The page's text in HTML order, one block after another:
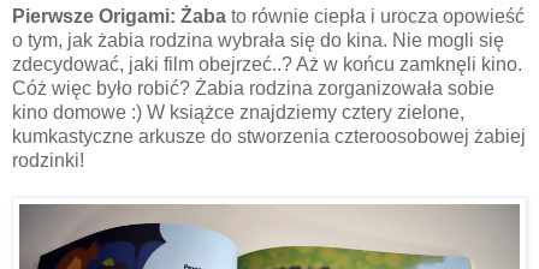
Pierwsze Origami: Żaba to równie ciepła i urocza opowieść
o tym, jak żabia rodzina wybrała się do kina. Nie mogli się
zdecydować, jaki film obejrzeć..? Aż w końcu zamknęli kino.
Cóż więc było robić? Żabia rodzina zorganizowała sobie
kino domowe :) W książce znajdziemy cztery zielone,
kumkastyczne arkusze do stworzenia czteroosobowej żabiej
rodzinki!